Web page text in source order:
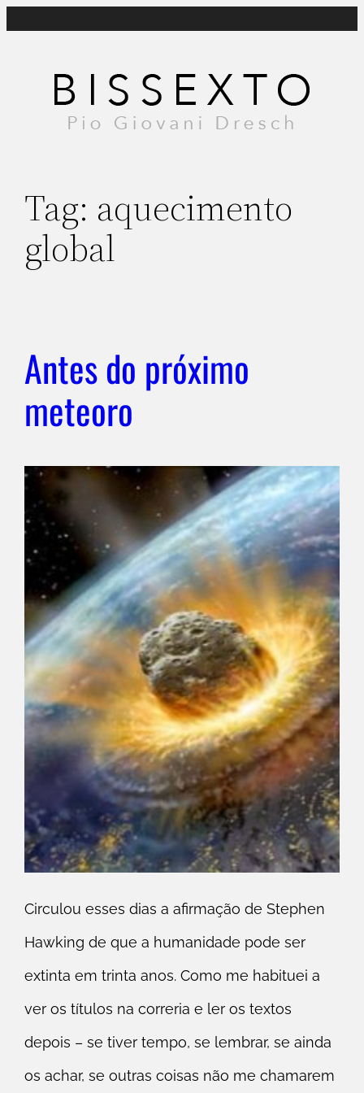
conteúdo
Tag: aquecimento
global
Antes do próximo
meteoro
Circulou esses dias a afirmação de Stephen
Hawking de que a humanidade pode ser
extinta em trinta anos. Como me habituei a
ver os títulos na correria e ler os textos
depois – se tiver tempo, se lembrar, se ainda
os achar, se outras coisas não me chamarem